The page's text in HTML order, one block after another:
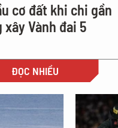
cơ đất khi chi gần
Vành đai 5
ĐỌC NHIỀU